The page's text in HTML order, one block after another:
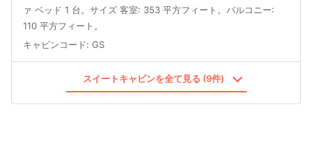
ァ ベッド 1 台。サイズ 客室: 353 平方フィート。バルコニー:
110 平方フィート。
キャビンコード: GS
スイートキャビンを全て見る (9件)